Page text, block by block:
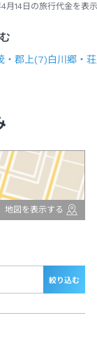
14日の旅行代金を表示
・郡上(7)白川郷・
地図を表示する
絞り込む